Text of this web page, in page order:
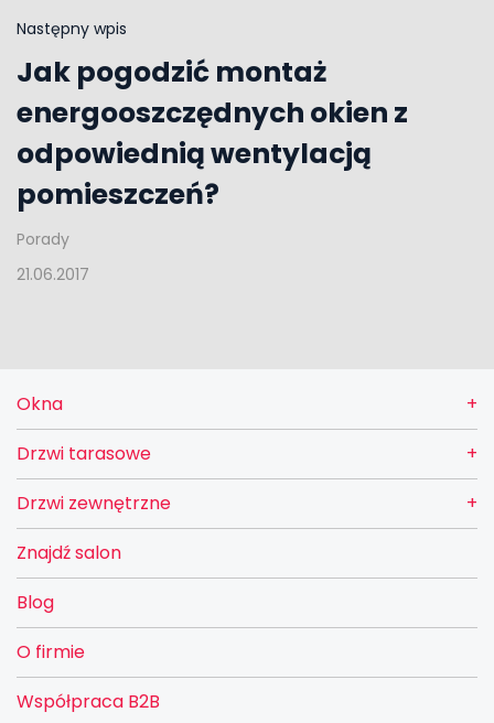
Następny wpis
Jak pogodzić montaż
energooszczędnych okien z
odpowiednią wentylacją
pomieszczeń?
Porady
21.06.2017
Okna
Drzwi tarasowe
Drzwi zewnętrzne
Znajdź salon
Blog
O firmie
Współpraca B2B